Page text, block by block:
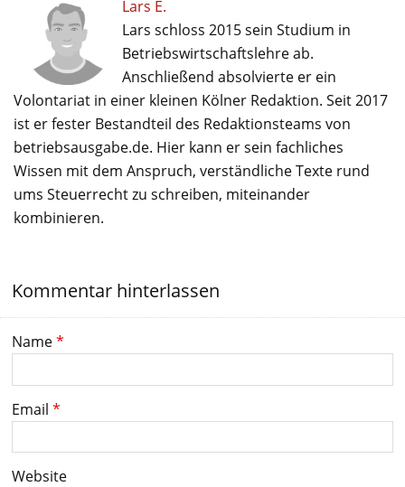
Lars E.
Lars schloss 2015 sein Studium in
Betriebswirtschaftslehre ab.
Anschließend absolvierte er ein
Volontariat in einer kleinen Kölner Redaktion. Seit 2017
ist er fester Bestandteil des Redaktionsteams von
betriebsausgabe.de. Hier kann er sein fachliches
Wissen mit dem Anspruch, verständliche Texte rund
ums Steuerrecht zu schreiben, miteinander
kombinieren.
Kommentar hinterlassen
Name*
Email *
Website